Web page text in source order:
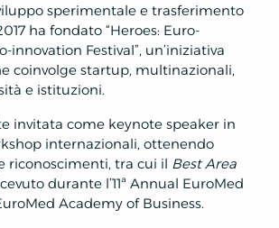
sperimentale e trasferimento
ha fondato “Heroes: Euro-
innovation Festival”, un’iniziativa
coinvolge startup, multinazionali,
e istituzioni.
invitata come keynote speaker in
internazionali, ottenendo
riconoscimenti, tra cui il Best Area
durante l’11ª Annual EuroMed
Academy of Business.